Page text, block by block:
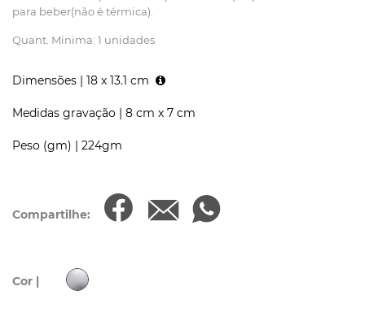
para beber(não é térmica).
Quant. Mínima: 1 unidades
Dimensões | 18 x 13.1 cm
Medidas gravação | 8 cm x 7 cm
Peso (gm) | 224gm
Compartilhe:
Cor |